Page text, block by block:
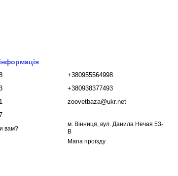
вам?
+380955564998
+380938377493
zoovetbaza@ukr.net
м. Вінниця, вул. Данила Нечая 53-
В
Мапа проїзду